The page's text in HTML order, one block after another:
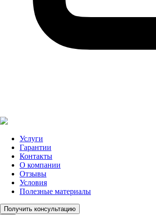
Услуги
Гарантии
Контакты
О компании
Отзывы
Условия
Полезные материалы
Получить консультацию